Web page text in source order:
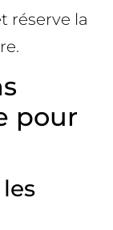
réserve la
pour